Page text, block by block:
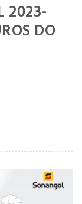
2023-
DO